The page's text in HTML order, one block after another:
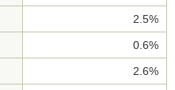
2.5%
0.6%
2.6%